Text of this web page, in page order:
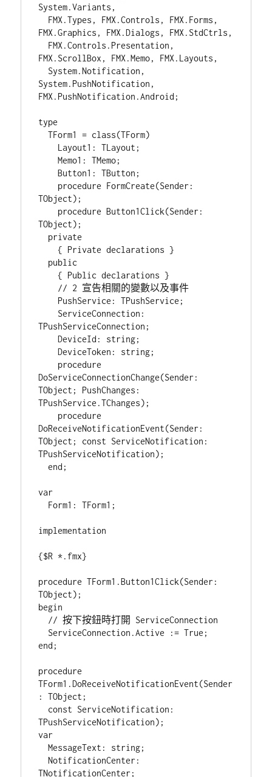
System.Variants,
FMX.Graphics, FMX.Dialogs, FMX.StdCtrls,
FMX.ScrollBox, FMX.Memo, FMX.Layouts,
System.PushNotification,
FMX.PushNotification.Android;
type
  TForm1 = class(TForm)
    Memo1: TMemo;
    Button1: TButton;
TObject);
TObject);
    { Private declarations }
    { Public declarations }
TPushServiceConnection;
    DeviceId: string;
    DeviceToken: string;
DoServiceConnectionChange(Sender:
TObject; PushChanges:
TPushService.TChanges);
DoReceiveNotificationEvent(Sender:
TObject; const ServiceNotification:
TPushServiceNotification);
  end;
var
implementation
{$R *.fmx}
procedure TForm1.Button1Click(Sender:
TObject);
begin
end;
procedure
TForm1.DoReceiveNotificationEvent(Sender
: TObject;
TPushServiceNotification);
var
  MessageText: string;
  NotificationCenter:
TNotificationCenter;